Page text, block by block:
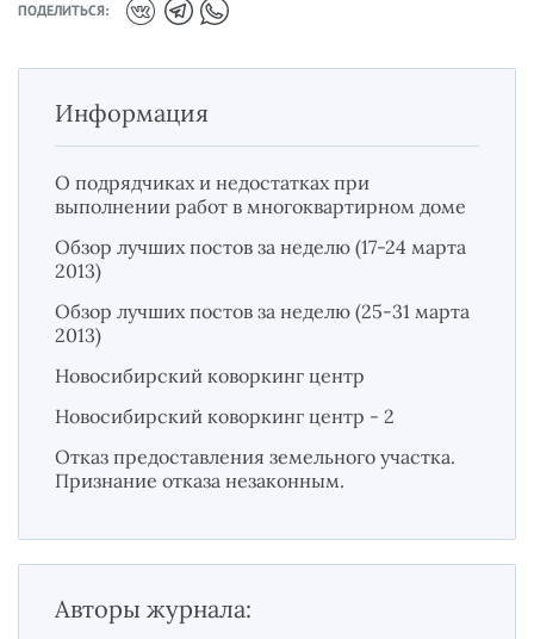
ПОДЕЛИТЬСЯ:
Информация
О подрядчиках и недостатках при
выполнении работ в многоквартирном доме
Обзор лучших постов за неделю (17-24 марта
2013)
Обзор лучших постов за неделю (25-31 марта
2013)
Новосибирский коворкинг центр
Новосибирский коворкинг центр - 2
Отказ предоставления земельного участка.
Признание отказа незаконным.
Авторы журнала: